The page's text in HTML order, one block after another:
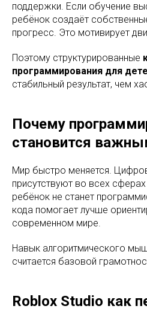
поддержки. Если обучение
ребёнок создаёт
прогресс. Это мотивирует
Поэтому структурированные
программирования для
стабильный результат, чем
Почему
становится
Мир быстро меняется.
присутствуют во всех
ребёнок не станет
кода помогает лучше
современном мире.
Навык алгоритмического
считается базовой
Roblox Studio как